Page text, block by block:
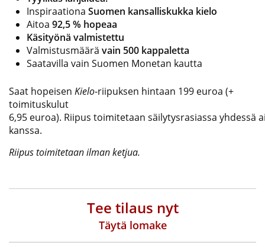
Inspiraationa Suomen kansalliskukka kielo
Aitoa 92,5 % hopeaa
Käsityönä valmistettu
Valmistusmäärä vain 500 kappaletta
Saatavilla vain Suomen Monetan kautta
Saat hopeisen Kielo-riipuksen hintaan 199 euroa (+
toimituskulut
6,95 euroa). Riipus toimitetaan säilytysrasiassa yhdessä
kanssa.
Riipus toimitetaan ilman ketjua.
Tee tilaus nyt
Täytä lomake